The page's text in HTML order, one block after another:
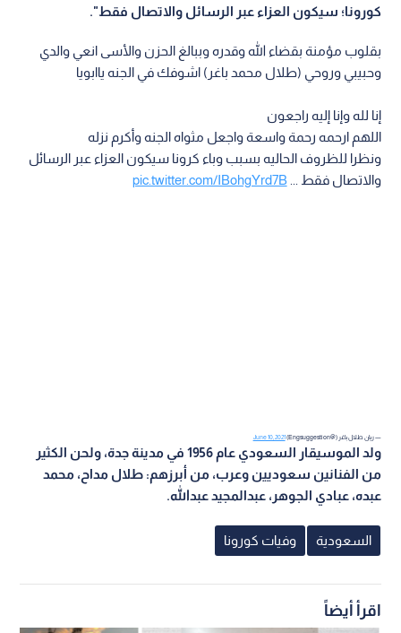
كورونا؛ سيكون العزاء عبر الرسائل والاتصال فقط".
بقلوب مؤمنة بقضاء الله وقدره وببالغ الحزن والأسى انعي والدي
وحبيبي وروحي (طلال محمد باغر) اشوفك في الجنه ياابويا
إنا لله وإنا إليه راجعون
اللهم ارحمه رحمة واسعة واجعل مثواه الجنه وأكرم نزله
ونظرا للظروف الحاليه بسبب وباء كرونا سيكون العزاء عبر الرسائل
والاتصال فقط ... pic.twitter.com/IBohgYrd7B
— ريان طلال باغر (@Engsuggestion) June 10, 2021
ولد الموسيقار السعودي عام 1956 في مدينة جدة، ولحن الكثير
من الفنانين سعوديين وعرب، من أبرزهم: طلال مداح، محمد
عبده، عبادي الجوهر، عبدالمجيد عبدالله.
السعودية وفيات كورونا
اقرأ أيضاً